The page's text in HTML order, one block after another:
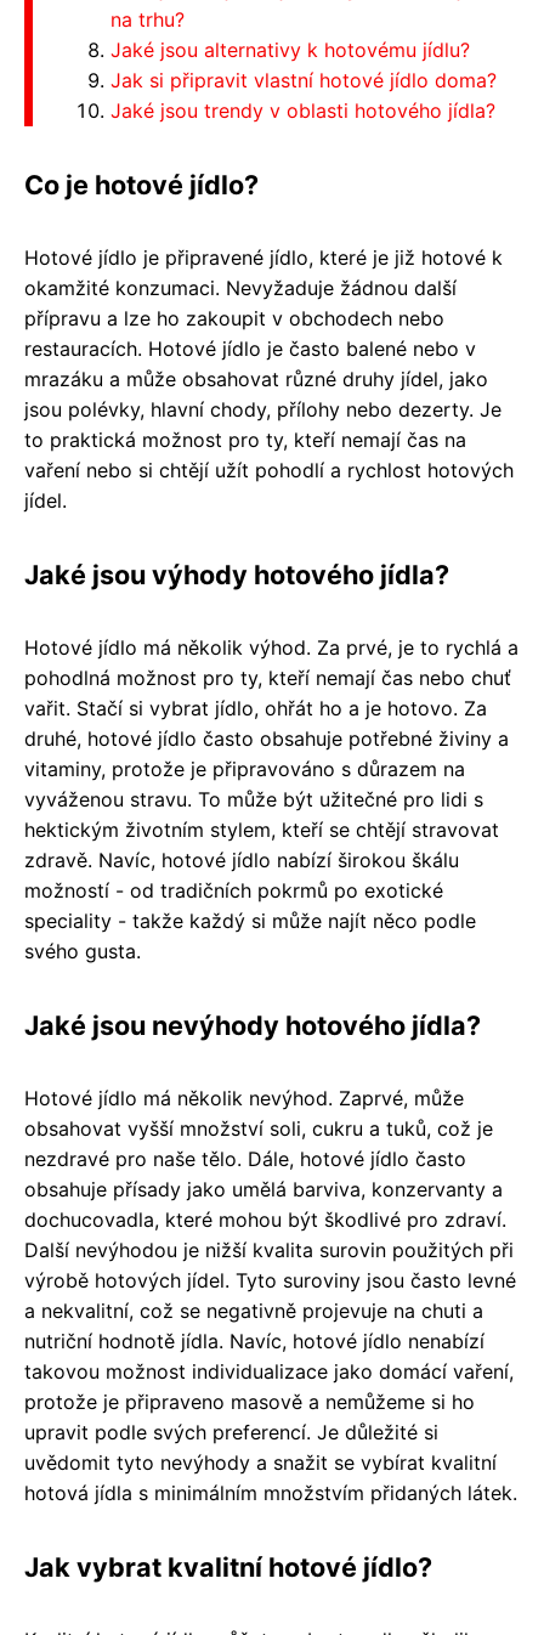
na trhu?
Jaké jsou alternativy k hotovému jídlu?
Jak si připravit vlastní hotové jídlo doma?
Jaké jsou trendy v oblasti hotového jídla?
Co je hotové jídlo?
Hotové jídlo je připravené jídlo, které je již hotové k
okamžité konzumaci. Nevyžaduje žádnou další
přípravu a lze ho zakoupit v obchodech nebo
restauracích. Hotové jídlo je často balené nebo v
mrazáku a může obsahovat různé druhy jídel, jako
jsou polévky, hlavní chody, přílohy nebo dezerty. Je
to praktická možnost pro ty, kteří nemají čas na
vaření nebo si chtějí užít pohodlí a rychlost hotových
jídel.
Jaké jsou výhody hotového jídla?
Hotové jídlo má několik výhod. Za prvé, je to rychlá a
pohodlná možnost pro ty, kteří nemají čas nebo chuť
vařit. Stačí si vybrat jídlo, ohřát ho a je hotovo. Za
druhé, hotové jídlo často obsahuje potřebné živiny a
vitaminy, protože je připravováno s důrazem na
vyváženou stravu. To může být užitečné pro lidi s
hektickým životním stylem, kteří se chtějí stravovat
zdravě. Navíc, hotové jídlo nabízí širokou škálu
možností - od tradičních pokrmů po exotické
speciality - takže každý si může najít něco podle
svého gusta.
Jaké jsou nevýhody hotového jídla?
Hotové jídlo má několik nevýhod. Zaprvé, může
obsahovat vyšší množství soli, cukru a tuků, což je
nezdravé pro naše tělo. Dále, hotové jídlo často
obsahuje přísady jako umělá barviva, konzervanty a
dochucovadla, které mohou být škodlivé pro zdraví.
Další nevýhodou je nižší kvalita surovin použitých při
výrobě hotových jídel. Tyto suroviny jsou často levné
a nekvalitní, což se negativně projevuje na chuti a
nutriční hodnotě jídla. Navíc, hotové jídlo nenabízí
takovou možnost individualizace jako domácí vaření,
protože je připraveno masově a nemůžeme si ho
upravit podle svých preferencí. Je důležité si
uvědomit tyto nevýhody a snažit se vybírat kvalitní
hotová jídla s minimálním množstvím přidaných látek.
Jak vybrat kvalitní hotové jídlo?